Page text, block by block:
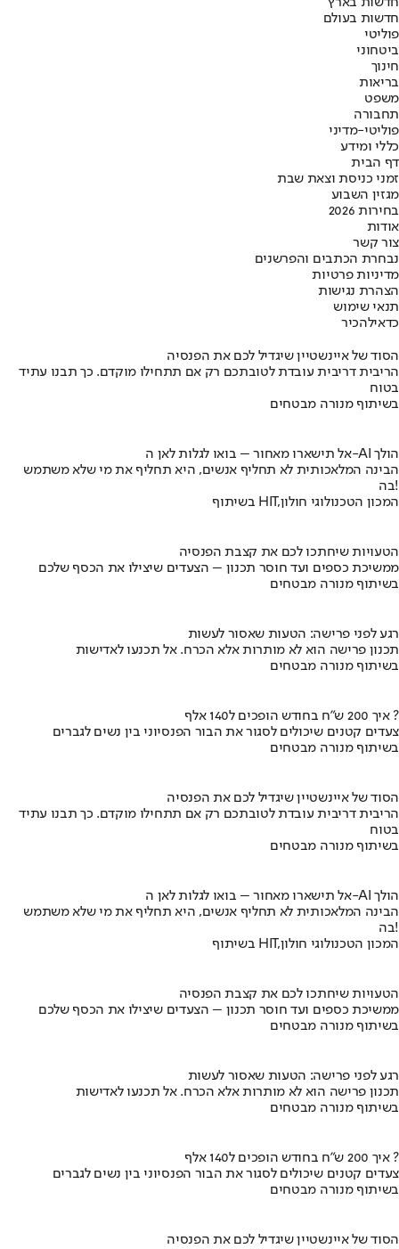
חדשות בעולם
פוליטי
ביטחוני
חינוך
בריאות
משפט
תחבורה
פוליטי-מדיני
כללי ומידע
דף הבית
זמני כניסת וצאת שבת
מגזין השבוע
בחירות 2026
אודות
צור קשר
נבחרת הכתבים והפרשנים
מדיניות פרטיות
הצהרת נגישות
תנאי שימוש
כדאילהכיר
הסוד של איינשטיין שיגדיל לכם את הפנסיה
הריבית דריבית עובדת לטובתכם רק אם תתחילו מוקדם. כך תבנו עתיד
בטוח
בשיתוף מנורה מבטחים
אל תישארו מאחור – בואו לגלות לאן ה-AI הולך
הבינה המלאכותית לא תחליף אנשים, היא תחליף את מי שלא משתמש
בה!
בשיתוף HIT,המכון הטכנולוגי חולון
הטעויות שיחתכו לכם את קצבת הפנסיה
ממשיכת כספים ועד חוסר תכנון – הצעדים שיצילו את הכסף שלכם
בשיתוף מנורה מבטחים
רגע לפני פרישה: הטעות שאסור לעשות
תכנון פרישה הוא לא מותרות אלא הכרח. אל תכנעו לאדישות
בשיתוף מנורה מבטחים
איך 200 ש"ח בחודש הופכים ל140 אלף ?
צעדים קטנים שיכולים לסגור את הבור הפנסיוני בין נשים לגברים
בשיתוף מנורה מבטחים
הסוד של איינשטיין שיגדיל לכם את הפנסיה
הריבית דריבית עובדת לטובתכם רק אם תתחילו מוקדם. כך תבנו עתיד
בטוח
בשיתוף מנורה מבטחים
אל תישארו מאחור – בואו לגלות לאן ה-AI הולך
הבינה המלאכותית לא תחליף אנשים, היא תחליף את מי שלא משתמש
בה!
בשיתוף HIT,המכון הטכנולוגי חולון
הטעויות שיחתכו לכם את קצבת הפנסיה
ממשיכת כספים ועד חוסר תכנון – הצעדים שיצילו את הכסף שלכם
בשיתוף מנורה מבטחים
רגע לפני פרישה: הטעות שאסור לעשות
תכנון פרישה הוא לא מותרות אלא הכרח. אל תכנעו לאדישות
בשיתוף מנורה מבטחים
איך 200 ש"ח בחודש הופכים ל140 אלף ?
צעדים קטנים שיכולים לסגור את הבור הפנסיוני בין נשים לגברים
בשיתוף מנורה מבטחים
הסוד של איינשטיין שיגדיל לכם את הפנסיה